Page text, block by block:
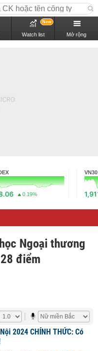
Watch list
New
Mở rộng
0.19%
VN30
Ngoại thương
điểm
2024 CHÍNH THỨC: Có